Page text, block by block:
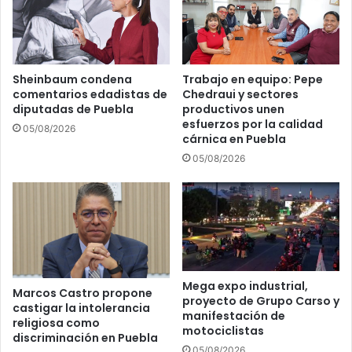
e
c
o
n
t
r
o
l
m
n
I
A
i
e
m
p
o
c
o
p
t
o
c
o
m
Sheinbaum condena
comentarios edadistas de
diputadas de Puebla
05/08/2026
Trabajo en equipo: Pepe
Chedraui y sectores
productivos unen
esfuerzos por la calidad
cárnica en Puebla
05/08/2026
Marcos Castro propone
castigar la intolerancia
religiosa como
discriminación en Puebla
Mega expo industrial,
proyecto de Grupo Carso y
manifestación de
motociclistas